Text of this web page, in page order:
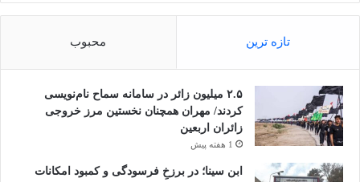
تازه ترین محبوب
۲.۵ میلیون زائر در سامانه سماح نام‌نویسی
کردند/ مهران همچنان نخستین مرز خروجی
زائران اربعین
1 هفته پیش
ابن سینا؛ در برزخِ فرسودگی و کمبود امکانات